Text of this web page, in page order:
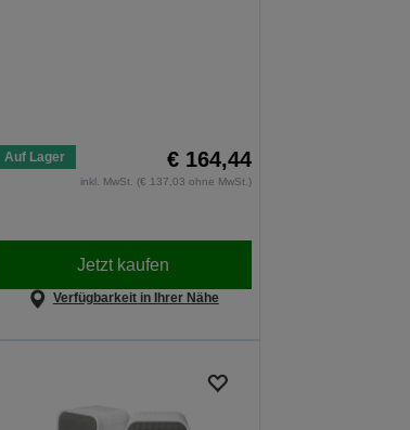
Auf Lager € 164,44
inkl. MwSt. (€ 137,03 ohne MwSt.)
Jetzt kaufen
Verfügbarkeit in Ihrer Nähe